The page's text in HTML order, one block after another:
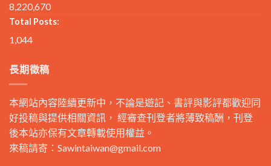
8,220,670
Total Posts:
1,044
長期徵稿
本網站內容陸續更新中，不論是遊記、書評與影評都歡迎同
好投稿與提供相關資訊， 經審查刊登者將薄致稿酬，刊登
後本站亦保有文章轉載使用權益。
來稿請寄： Sawintaiwan@gmail.com